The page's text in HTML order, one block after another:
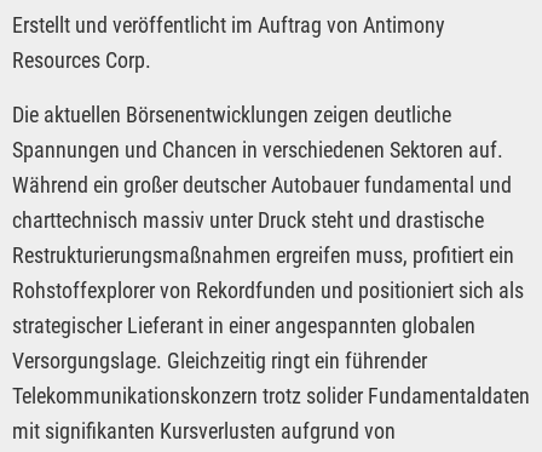
Erstellt und veröffentlicht im Auftrag von Antimony
Resources Corp.
Die aktuellen Börsenentwicklungen zeigen deutliche
Spannungen und Chancen in verschiedenen Sektoren auf.
Während ein großer deutscher Autobauer fundamental und
charttechnisch massiv unter Druck steht und drastische
Restrukturierungsmaßnahmen ergreifen muss, profitiert ein
Rohstoffexplorer von Rekordfunden und positioniert sich als
strategischer Lieferant in einer angespannten globalen
Versorgungslage. Gleichzeitig ringt ein führender
Telekommunikationskonzern trotz solider Fundamentaldaten
mit signifikanten Kursverlusten aufgrund von